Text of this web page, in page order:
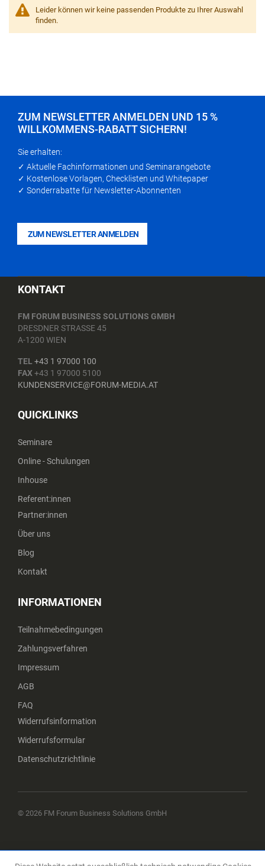
Leider können wir keine passenden Produkte zu Ihrer Auswahl
finden.
ZUM NEWSLETTER ANMELDEN UND 15 %
WILLKOMMENS-RABATT SICHERN!
Sie erhalten:
✓ Aktuelle Fachinformationen und Seminarangebote
✓ Kostenlose Vorlagen, Checklisten und Whitepaper
✓ Sonderrabatte für Newsletter-Abonnenten
ZUM NEWSLETTER ANMELDEN
KONTAKT
FM FORUM BUSINESS SOLUTIONS GMBH
DRESDNER STRASSE 45
A-1200 WIEN
TEL +43 1 97000 100
FAX+43 1 97000 5100
KUNDENSERVICE@FORUM-MEDIA.AT
QUICKLINKS
Seminare
Online - Schulungen
Inhouse
Referent:innen
Partner:innen
Über uns
Blog
Kontakt
INFORMATIONEN
Teilnahmebedingungen
Zahlungsverfahren
Impressum
AGB
FAQ
Widerrufsinformation
Widerrufsformular
Datenschutzrichtlinie
© 2026 FM Forum Business Solutions GmbH